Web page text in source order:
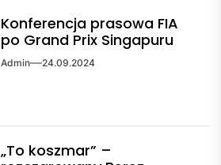
Konferencja prasowa FIA
po Grand Prix Singapuru
Admin 24.09.2024
„To koszmar” –